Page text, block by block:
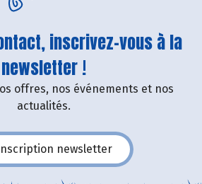
inscrivez-vous à la
newsletter !
offres, nos événements et nos
actualités.
newsletter